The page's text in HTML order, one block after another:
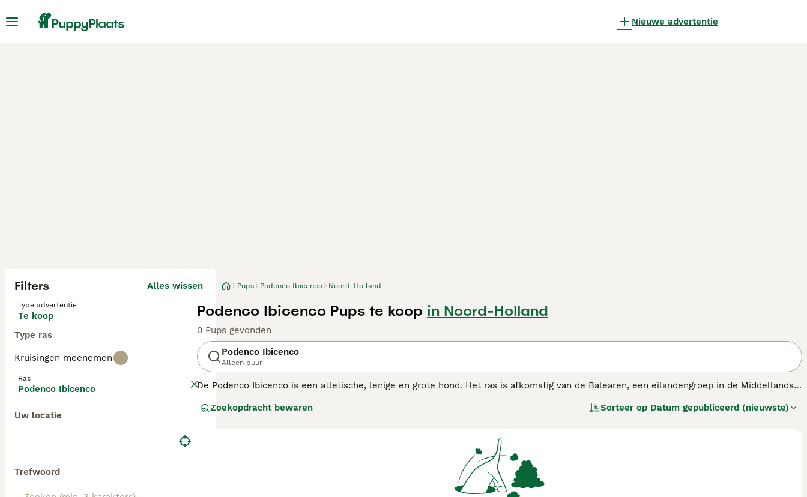
Nieuwe advertentie
Filters Alles wissen
Type advertentie
Te koop
Type ras
Kruisingen meenemen
Ras
Podenco Ibicenco
Uw locatie
Trefwoord
Pups Podenco Ibicenco Noord-Holland
Podenco Ibicenco Pups te koop in Noord-Holland
0 Pups gevonden
Podenco Ibicenco
Alleen puur
De Podenco Ibicenco is een atletische, lenige en grote hond. Het ras is afkomstig van de Balearen, een eilandengroep in de Middellandse
Podenco ibicenco is aanhankelijk en is een trouwe metgezel. Het is een liefdevolle hond die een zeer sterke relatie met zijn eigenaar en
voor informatie over dit hondenras.
Zoekopdracht bewaren Sorteer op Datum gepubliceerd (nieuwste)